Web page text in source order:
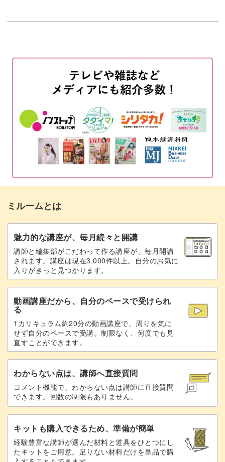
ドの色に合わせてアレンジをしてみてくださいね。
別レッスン「◼︎Knit Python」との相性もバツグンですの
で、合わせて習得して、この時期のサロンワークにぜひ取
り入れてみてくださいね。
ベースカラーを塗布する
粘土ジェルをのせる
型押しをする 16:26
粘土ジェルにインクを塗布する
表面を拭き取る
ビルダージェルを塗布する 28:27
全体を削ってバフをかける
メタルラインを入れる
トップジェルでコーティングする 48:21
完成♪ 49:44
作品例 51:30
ミルームとは
魅力的な講座が、毎月続々と開講
講師と編集部がこだわって作る講座が、毎月開講
されます。講座は現在3,000件以上。自分のお気に
入りがきっと見つかります。
動画講座だから、自分のペースで受けられ
る
1カリキュラム約20分の動画講座で、周りを気に
せず自分のペースで受講。制限なく、何度でも見
直すことができます。
わからない点は、講師へ直接質問
コメント機能で、わからない点は講師に直接質問
できます。回数の制限もありません。
キットも購入できるため、準備が簡単
経験豊富な講師が選んだ材料と道具をひとつにし
たキットをご用意。足りない材料だけを単品で購